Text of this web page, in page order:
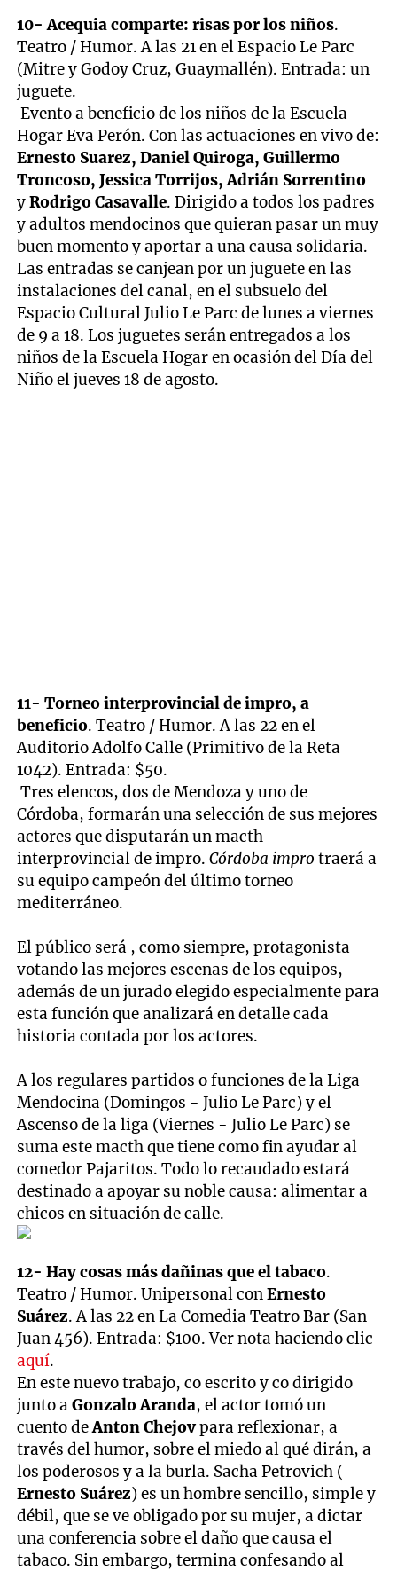
10- Acequia comparte: risas por los niños.
Teatro / Humor. A las 21 en el Espacio Le Parc
(Mitre y Godoy Cruz, Guaymallén). Entrada: un
juguete.
Evento a beneficio de los niños de la Escuela
Hogar Eva Perón. Con las actuaciones en vivo de:
Ernesto Suarez, Daniel Quiroga, Guillermo
Troncoso, Jessica Torrijos, Adrián Sorrentino
yRodrigo Casavalle. Dirigido a todos los padres
y adultos mendocinos que quieran pasar un muy
buen momento y aportar a una causa solidaria.
Las entradas se canjean por un juguete en las
instalaciones del canal, en el subsuelo del
Espacio Cultural Julio Le Parc de lunes a viernes
de 9 a 18. Los juguetes serán entregados a los
niños de la Escuela Hogar en ocasión del Día del
Niño el jueves 18 de agosto.
11- Torneo interprovincial de impro, a
beneficio. Teatro / Humor. A las 22 en el
Auditorio Adolfo Calle (Primitivo de la Reta
1042). Entrada: $50.
Tres elencos, dos de Mendoza y uno de
Córdoba, formarán una selección de sus mejores
actores que disputarán un macth
interprovincial de impro.Córdoba improtraerá a
su equipo campeón del último torneo
mediterráneo.
El público será , como siempre, protagonista
votando las mejores escenas de los equipos,
además de un jurado elegido especialmente para
esta función que analizará en detalle cada
historia contada por los actores.
A los regulares partidos o funciones de la Liga
Mendocina (Domingos - Julio Le Parc) y el
Ascenso de la liga (Viernes - Julio Le Parc) se
suma este macth que tiene como fin ayudar al
comedor Pajaritos. Todo lo recaudado estará
destinado a apoyar su noble causa: alimentar a
chicos en situación de calle.
12- Hay cosas más dañinas que el tabaco.
Teatro / Humor. Unipersonal conErnesto
Suárez. A las 22 en La Comedia Teatro Bar (San
Juan 456). Entrada: $100. Ver nota haciendo clic
aquí.
En este nuevo trabajo, co escrito y co dirigido
junto aGonzalo Aranda, el actor tomó un
cuento deAnton Chejovpara reflexionar, a
través del humor, sobre el miedo al qué dirán, a
los poderosos y a la burla. Sacha Petrovich (
Ernesto Suárez) es un hombre sencillo, simple y
débil, que se ve obligado por su mujer, a dictar
una conferencia sobre el daño que causa el
tabaco. Sin embargo, termina confesando al